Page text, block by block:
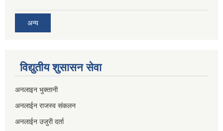
अन्य
विद्युतीय शुसासन सेवा
अनलाइन भुक्तानी
अनलाईन राजस्व संकलन
अनलाईन उजुरी दर्ता